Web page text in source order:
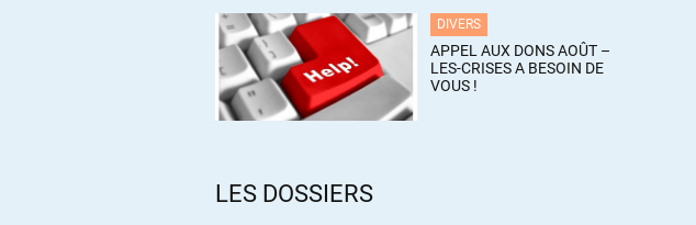
DIVERS
APPEL AUX DONS AOÛT –
LES-CRISES A BESOIN DE
VOUS !
LES DOSSIERS